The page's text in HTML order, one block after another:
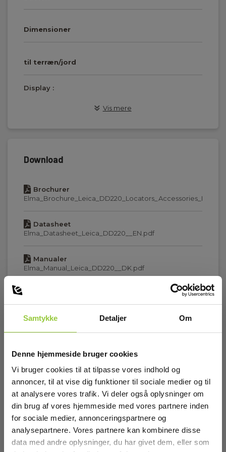
Samtykke Detaljer Om
Denne hjemmeside bruger cookies
Vi bruger cookies til at tilpasse vores indhold og
annoncer, til at vise dig funktioner til sociale medier og til
at analysere vores trafik. Vi deler også oplysninger om
din brug af vores hjemmeside med vores partnere inden
for sociale medier, annonceringspartnere og
analysepartnere. Vores partnere kan kombinere disse
data med andre oplysninger, du har givet dem, eller som
Dimensioner
til terræn/jord
Display :
Nettovægt:
Frekvens Min (Hz):
50
Frekvens Max (Hz):
33000
Funktioner:
Spænding ,Radio,Auto (spænding+radio)
6 stk, AA, Inkl.
Batteri type:
105x190x235
Vis mere
Download
Brochurer
Elma_Brochure_Leica_DD220_Locators_Accessories_EN.pdf
Datasheet
Elma_Datasheet_Leica_DD220__EN.pdf
Manualer
Elma_Manual_Leica_DD220__DK.pdf
Elma_Manual_Leica_DD220__EN.pdf
Tilbehør